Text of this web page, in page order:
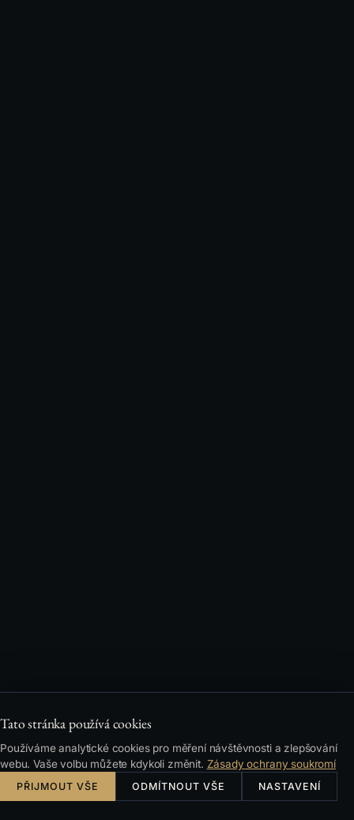
Tato stránka používá cookies
Používáme analytické cookies pro měření návštěvnosti a zlepšování
webu. Vaše volbu můžete kdykoli změnit. Zásady ochrany soukromí
PŘIJMOUT VŠE ODMÍTNOUT VŠE NASTAVENÍ